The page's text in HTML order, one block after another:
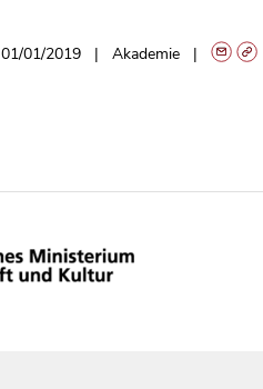
01/01/2019 Akademie